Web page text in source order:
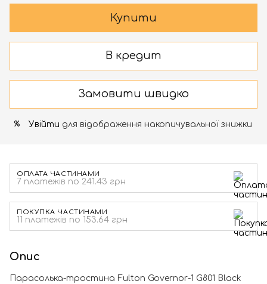
Купити
В кредит
Замовити швидко
% Увійти для відображення накопичувальної знижки
ОПЛАТА ЧАСТИНАМИ
7 платежів по 241.43 грн
ПОКУПКА ЧАСТИНАМИ
11 платежів по 153.64 грн
Опис
Парасолька-тростина Fulton Governor-1 G801 Black